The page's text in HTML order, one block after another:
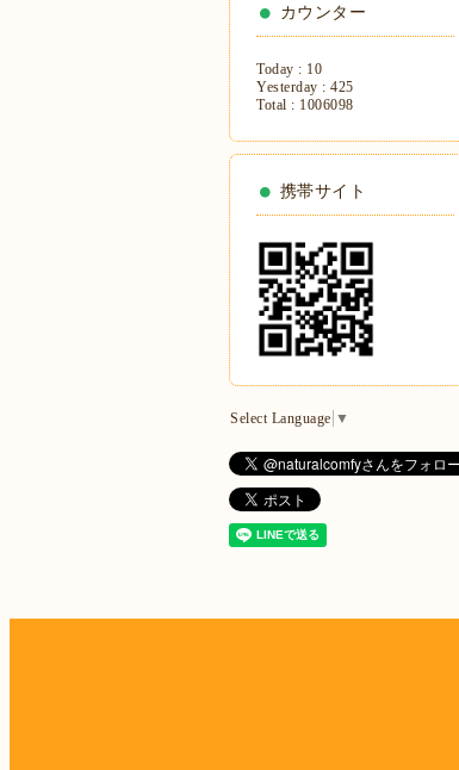
カウンター
Today : 10
Yesterday : 425
Total : 1006098
携帯サイト
Select Language ▼